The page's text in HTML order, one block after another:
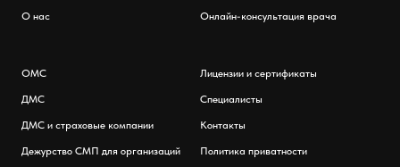
О нас Онлайн-консультация врача
ОМС
ДМС
ДМС и страховые компании
Дежурство СМП для организаций
Лицензии и сертификаты
Специалисты
Контакты
Политика приватности